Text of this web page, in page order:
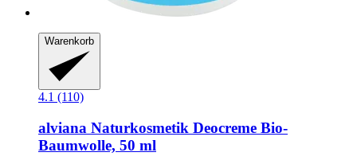
Warenkorb
4.1 (110)
alviana Naturkosmetik Deocreme Bio-​
Baumwolle, 50 ml